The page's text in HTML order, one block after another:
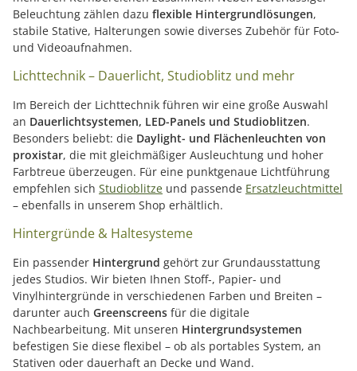
Beleuchtung zählen dazu flexible Hintergrundlösungen,
stabile Stative, Halterungen sowie diverses Zubehör für Foto-
und Videoaufnahmen.
Lichttechnik – Dauerlicht, Studioblitz und mehr
Im Bereich der Lichttechnik führen wir eine große Auswahl
an Dauerlichtsystemen, LED-Panels und Studioblitzen.
Besonders beliebt: die Daylight- und Flächenleuchten von
proxistar, die mit gleichmäßiger Ausleuchtung und hoher
Farbtreue überzeugen. Für eine punktgenaue Lichtführung
empfehlen sich Studioblitze und passende Ersatzleuchtmittel
– ebenfalls in unserem Shop erhältlich.
Hintergründe & Haltesysteme
Ein passender Hintergrund gehört zur Grundausstattung
jedes Studios. Wir bieten Ihnen Stoff-, Papier- und
Vinylhintergründe in verschiedenen Farben und Breiten –
darunter auch Greenscreens für die digitale
Nachbearbeitung. Mit unseren Hintergrundsystemen
befestigen Sie diese flexibel – ob als portables System, an
Stativen oder dauerhaft an Decke und Wand.